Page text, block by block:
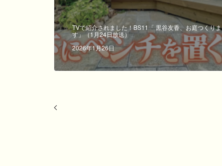
TVで紹介されました！BS11「 黒谷友香、お庭つくりま
す」（1月24日放送）
2026年1月26日